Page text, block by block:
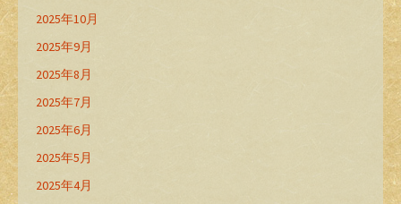
2025年10月
2025年9月
2025年8月
2025年7月
2025年6月
2025年5月
2025年4月